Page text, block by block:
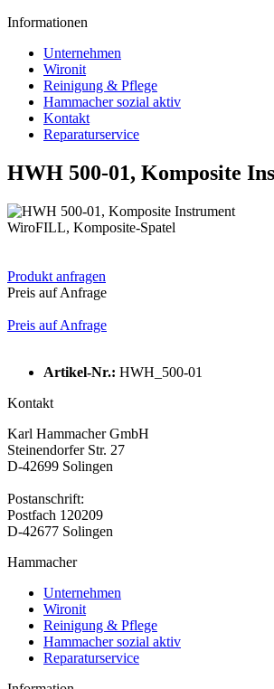
Informationen
Unternehmen
Wironit
Reinigung & Pflege
Hammacher sozial aktiv
Kontakt
Reparaturservice
HWH 500-01, Komposite
WiroFILL, Komposite-Spatel
Produkt anfragen
Preis auf Anfrage
Preis auf Anfrage
Artikel-Nr.: HWH_500-01
Kontakt
Karl Hammacher GmbH
Steinendorfer Str. 27
D-42699 Solingen
Postanschrift:
Postfach 120209
D-42677 Solingen
Hammacher
Unternehmen
Wironit
Reinigung & Pflege
Hammacher sozial aktiv
Reparaturservice